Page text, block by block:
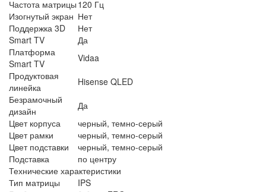
Частота матрицы 120 Гц
Изогнутый экран Нет
Поддержка 3D
Нет
Smart TV
Да
Платформа
Smart TV
Vidaa
Продуктовая
линейка
Hisense QLED
Безрамочный
дизайн
Да
Цвет корпуса
черный, темно-серый
Цвет рамки
черный, темно-серый
Цвет подставки
черный, темно-серый
Подставка
по центру
Технические характеристики
Тип матрицы
IPS